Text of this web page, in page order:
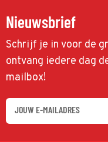
Nieuwsbrief
Schrijf je in voor de
ontvang iedere dag
mailbox!